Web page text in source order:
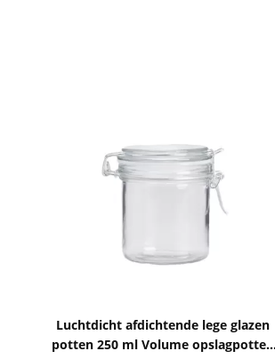
Luchtdicht afdichtende lege glazen
potten 250 ml Volume opslagpotten